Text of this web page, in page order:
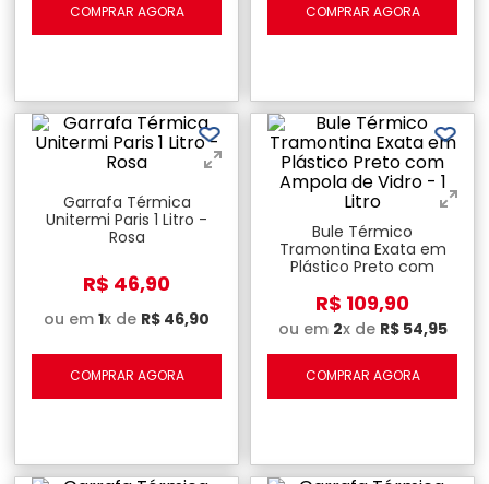
COMPRAR AGORA COMPRAR AGORA
Garrafa Térmica
Unitermi Paris 1 Litro -
Rosa
R$ 46,90
ou em 1x de R$ 46,90
COMPRAR AGORA
Bule Térmico
Tramontina Exata em
Plástico Preto com
R$ 109,90
ou em 2x de R$ 54,95
COMPRAR AGORA